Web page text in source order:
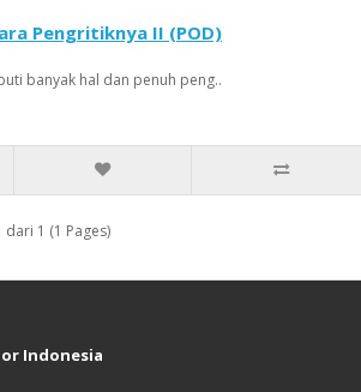
Pengritiknya II (POD)
banyak hal dan penuh peng..
1 (1 Pages)
Indonesia